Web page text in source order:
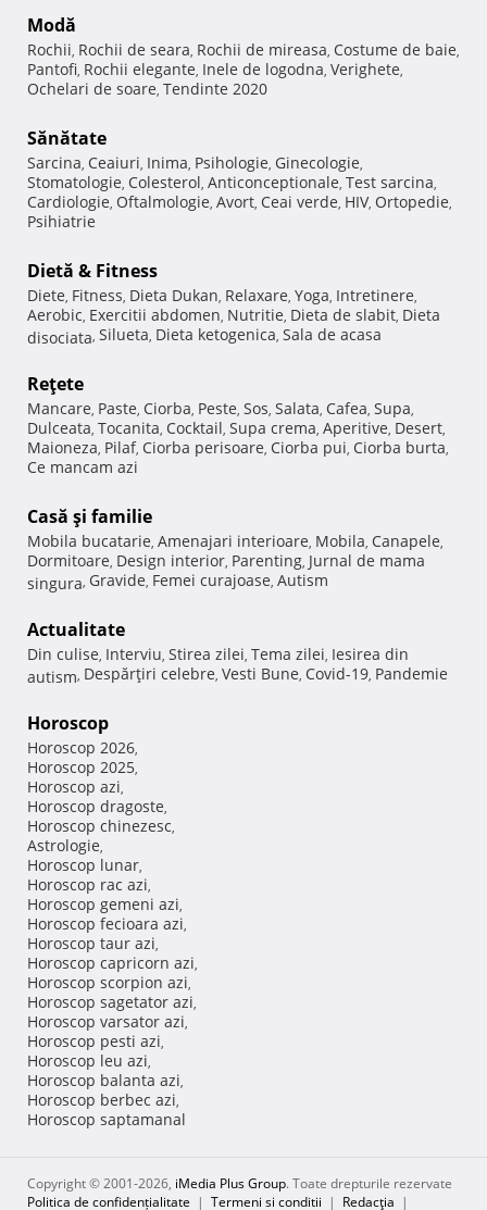
Modă
Rochii, Rochii de seara, Rochii de mireasa, Costume de baie,
Pantofi, Rochii elegante, Inele de logodna, Verighete,
Ochelari de soare, Tendinte 2020
Sănătate
Sarcina, Ceaiuri, Inima, Psihologie, Ginecologie,
Stomatologie, Colesterol, Anticonceptionale, Test sarcina,
Cardiologie, Oftalmologie, Avort, Ceai verde, HIV, Ortopedie,
Psihiatrie
Dietă & Fitness
Diete, Fitness, Dieta Dukan, Relaxare, Yoga, Intretinere,
Aerobic, Exercitii abdomen, Nutritie, Dieta de slabit, Dieta
disociata, Silueta, Dieta ketogenica, Sala de acasa
Reţete
Mancare, Paste, Ciorba, Peste, Sos, Salata, Cafea, Supa,
Dulceata, Tocanita, Cocktail, Supa crema, Aperitive, Desert,
Maioneza, Pilaf, Ciorba perisoare, Ciorba pui, Ciorba burta,
Ce mancam azi
Casă şi familie
Mobila bucatarie, Amenajari interioare, Mobila, Canapele,
Dormitoare, Design interior, Parenting, Jurnal de mama
singura, Gravide, Femei curajoase, Autism
Actualitate
Din culise, Interviu, Stirea zilei, Tema zilei, Iesirea din
autism, Despărţiri celebre, Vesti Bune, Covid-19, Pandemie
Horoscop
Horoscop 2026,
Horoscop 2025,
Horoscop azi,
Horoscop dragoste,
Horoscop chinezesc,
Astrologie,
Horoscop lunar,
Horoscop rac azi,
Horoscop gemeni azi,
Horoscop fecioara azi,
Horoscop taur azi,
Horoscop capricorn azi,
Horoscop scorpion azi,
Horoscop sagetator azi,
Horoscop varsator azi,
Horoscop pesti azi,
Horoscop leu azi,
Horoscop balanta azi,
Horoscop berbec azi,
Horoscop saptamanal
Copyright © 2001-2026, iMedia Plus Group. Toate drepturile rezervate
Politica de confidențialitate | Termeni si conditii | Redacţia |